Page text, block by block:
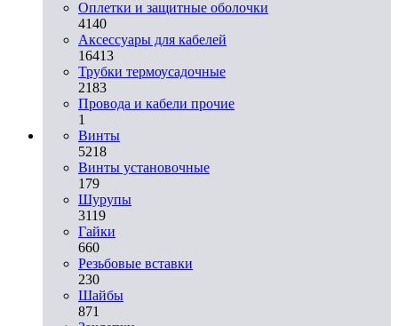
Оплетки и защитные оболочки
4140
Аксессуары для кабелей
16413
Трубки термоусадочные
2183
Провода и кабели прочие
1
Винты
5218
Винты установочные
179
Шурупы
3119
Гайки
660
Резьбовые вставки
230
Шайбы
871